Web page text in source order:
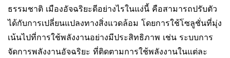
ธรรมชาติ เมืองอัจฉริยะดีอย่างไรในแง่นี้ คือสามารถปรับตัว
ได้กับการเปลี่ยนแปลงทางสิ่งแวดล้อม โดยการใช้โซลูชั่นที่มุ่ง
เน้นไปที่การใช้พลังงานอย่างมีประสิทธิภาพ เช่น ระบบการ
จัดการพลังงานอัจฉริยะ ที่ติดตามการใช้พลังงานในแต่ละ